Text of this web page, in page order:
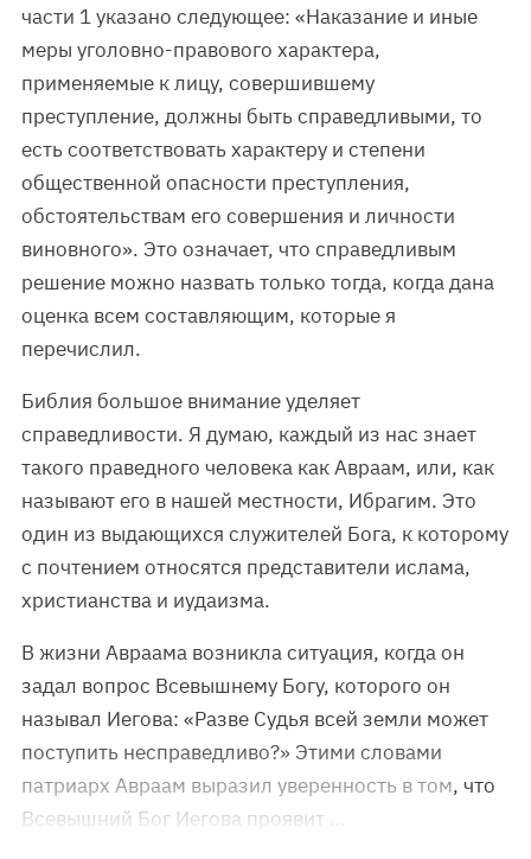
части 1 указано следующее: «Наказание и иные
меры уголовно-правового характера,
применяемые к лицу, совершившему
преступление, должны быть справедливыми, то
есть соответствовать характеру и степени
общественной опасности преступления,
обстоятельствам его совершения и личности
виновного». Это означает, что справедливым
решение можно назвать только тогда, когда дана
оценка всем составляющим, которые я
перечислил.
Библия большое внимание уделяет
справедливости. Я думаю, каждый из нас знает
такого праведного человека как Авраам, или, как
называют его в нашей местности, Ибрагим. Это
один из выдающихся служителей Бога, к которому
с почтением относятся представители ислама,
христианства и иудаизма.
В жизни Авраама возникла ситуация, когда он
задал вопрос Всевышнему Богу, которого он
называл Иегова: «Разве Судья всей земли может
поступить несправедливо?» Этими словами
патриарх Авраам выразил уверенность в том, что
Всевышний Бог Иегова проявит …